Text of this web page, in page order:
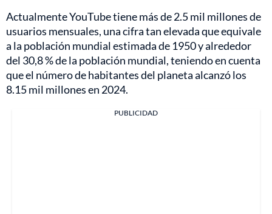
Actualmente YouTube tiene más de 2.5 mil millones de
usuarios mensuales, una cifra tan elevada que equivale
a la población mundial estimada de 1950 y alrededor
del 30,8 % de la población mundial, teniendo en cuenta
que el número de habitantes del planeta alcanzó los
8.15 mil millones en 2024.
PUBLICIDAD